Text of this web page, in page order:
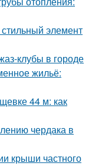
элемент
клубы в городе
жильё:
44 м: как
чердака в
крыши частного